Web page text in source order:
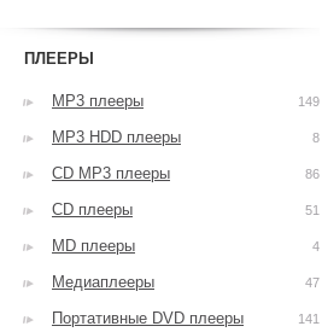
ПЛЕЕРЫ
MP3 плееры 149
MP3 HDD плееры 8
CD MP3 плееры 86
CD плееры 51
MD плееры 4
Медиаплееры 47
Портативные DVD плееры 141